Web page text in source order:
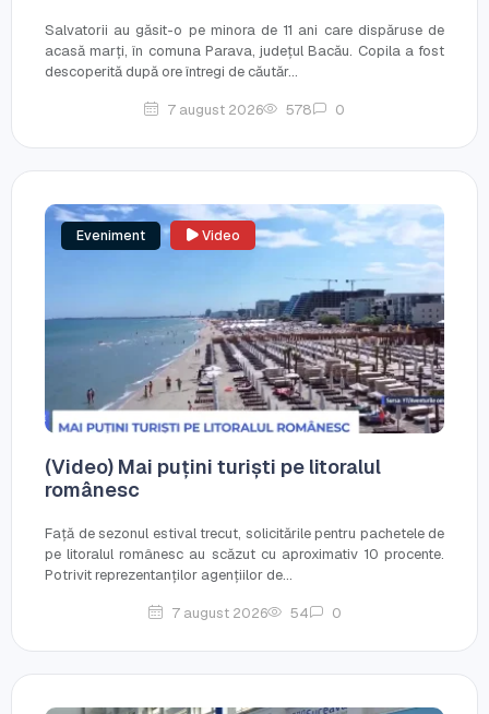
Salvatorii au găsit-o pe minora de 11 ani care dispăruse de
acasă marți, în comuna Parava, județul Bacău. Copila a fost
descoperită după ore întregi de căutăr...
7 august 2026 578 0
Eveniment Video
(Video) Mai puțini turiști pe litoralul
românesc
Față de sezonul estival trecut, solicitările pentru pachetele de
pe litoralul românesc au scăzut cu aproximativ 10 procente.
Potrivit reprezentanților agențiilor de...
7 august 2026 54 0